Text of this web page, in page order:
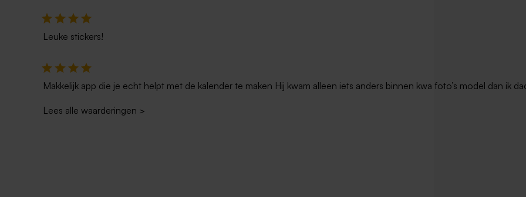
Leuke stickers!
Makkelijk app die je echt helpt met de kalender te maken Hij kwam alleen iets anders binnen kwa foto’s model dan ik
Lees alle waarderingen >